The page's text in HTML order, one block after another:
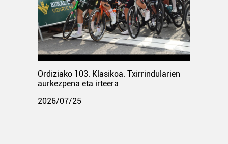
Ordiziako 103. Klasikoa. Txirrindularien
aurkezpena eta irteera
2026/07/25